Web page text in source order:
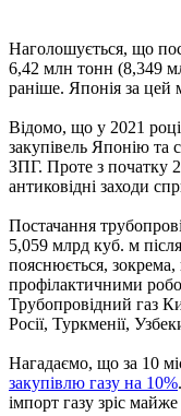
Наголошується, що
6,42 млн тонн (8,349
раніше. Японія за цей
Відомо, що у 2021
закупівель Японію та
ЗПГ. Проте з початку
антиковідні заходи
Постачання
5,059 млрд куб. м
пояснюється,
профілактичними
Трубопровідний газ
Росії, Туркменії,
Нагадаємо, що за 10
закупівлю газу на 10%
імпорт газу зріс